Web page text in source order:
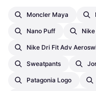
Moncler Maya
Nano Puff
Nike Dri Fit Adv
Sweatpants
Patagonia Logo